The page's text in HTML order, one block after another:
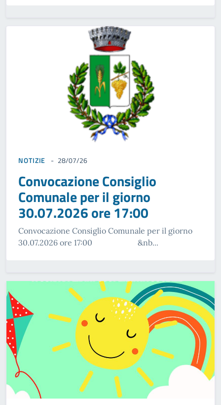
NOTIZIE 28/07/26
Convocazione Consiglio
Comunale per il giorno
30.07.2026 ore 17:00
Convocazione Consiglio Comunale per il giorno
30.07.2026 ore 17:00 &nb...